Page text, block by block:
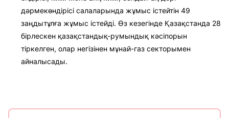
дәрмекөндірісі салаларында жұмыс істейтін 49
заңдытұлға жұмыс істейді. Өз кезегінде Қазақстанда 28
бірлескен қазақстандық-румындық кәсіпорын
тіркелген, олар негізінен мұнай-газ секторымен
айналысады.